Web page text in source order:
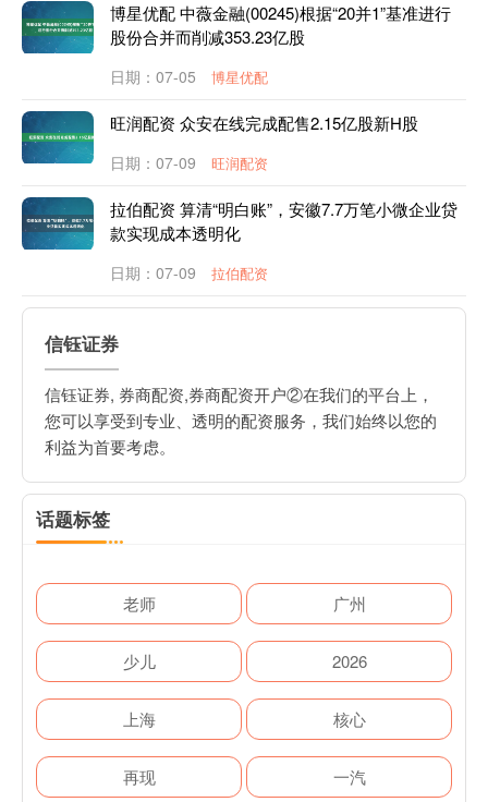
博星优配 中薇金融(00245)根据“20并1”基准进行
股份合并而削减353.23亿股
日期：07-05 博星优配
旺润配资 众安在线完成配售2.15亿股新H股
日期：07-09 旺润配资
拉伯配资 算清“明白账”，安徽7.7万笔小微企业贷
款实现成本透明化
日期：07-09 拉伯配资
信钰证券
信钰证券, 券商配资,券商配资开户②在我们的平台上，
您可以享受到专业、透明的配资服务，我们始终以您的
利益为首要考虑。
话题标签
老师 广州
少儿 2026
上海 核心
再现 一汽